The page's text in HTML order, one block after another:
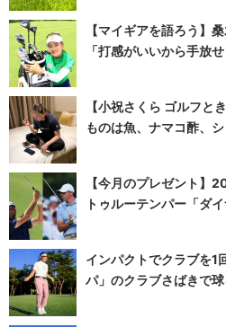
【マイギアを語ろう】
「打感がいいから手放せ
【小祝さくら ゴルフ
ものは魚、ナマコ酢、
【今月のプレゼント】
トゥルーテンパー「ダ
インパクトでクラブを1
パ」のクラブさばきで